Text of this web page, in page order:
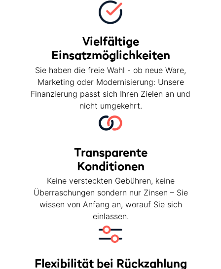
Vielfältige
Einsatzmöglichkeiten
Sie haben die freie Wahl - ob neue Ware,
Marketing oder Modernisierung: Unsere
Finanzierung passt sich Ihren Zielen an und
nicht umgekehrt.
Transparente
Konditionen
Keine versteckten Gebühren, keine
Überraschungen sondern nur Zinsen – Sie
wissen von Anfang an, worauf Sie sich
einlassen.
Flexibilität bei Rückzahlung